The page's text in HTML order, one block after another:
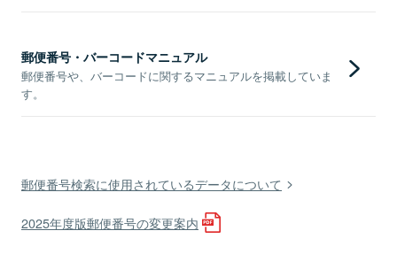
郵便番号・バーコードマニュアル
郵便番号や、バーコードに関するマニュアルを掲載していま
す。
郵便番号検索に使用されているデータについて
2025年度版郵便番号の変更案内